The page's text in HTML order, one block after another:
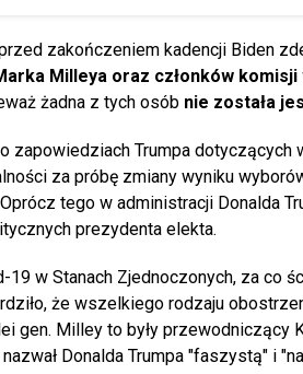
zakończeniem kadencji Biden
Milleya oraz członków
żadna z tych osób nie została
zapowiedziach Trumpa
za próbę zmiany wyniku
tego w administracji Donalda
prezydenta elekta.
19 w Stanach Zjednoczonych, za co
że wszelkiego rodzaju
gen. Milley to były przewodniczący
Donalda Trumpa "faszystą" i